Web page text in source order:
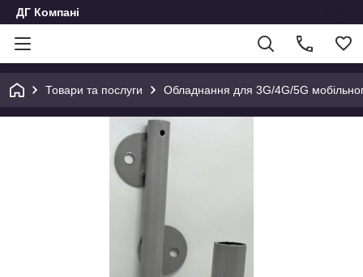
ДГ Компані
Товари та послуги Обладнання для 3G/4G/5G